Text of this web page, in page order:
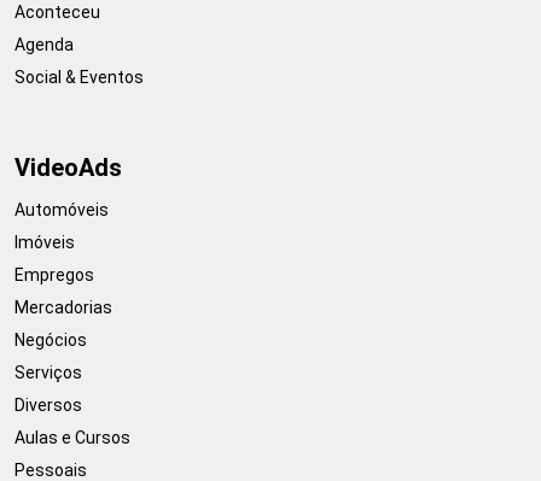
Aconteceu
Agenda
Social & Eventos
VideoAds
Automóveis
Imóveis
Empregos
Mercadorias
Negócios
Serviços
Diversos
Aulas e Cursos
Pessoais